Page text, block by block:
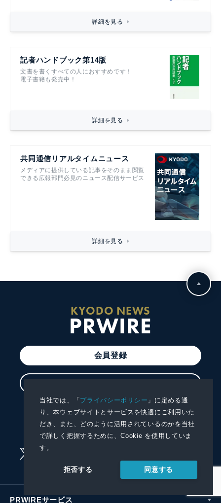
当社では、「プライバシーポリシー 」に定める通
り、本ウェブサイトとサービスを快適にご利用いた
だき、また、どのように活用されているのかを当社
で詳しく把握するために、Cookie を使用していま
す。
拒否する 同意する
詳細を見る
記者ハンドブック第14版
文書を書くすべての人におすすめです！
電子書籍も発売中！
詳細を見る
共同通信リアルタイムニュース
メディアに提供している記事をそのまま閲覧
できる広報部門必見のニュース配信サービス
詳細を見る
KYODO NEWS
PRWIRE
会員登録
プレスリリースを配信する
プレスリリースを受信する
PRWIREサービス